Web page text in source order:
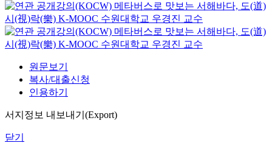
메타버스로 맛보는 서해바다, 도(道)
시(視)락(樂) K-MOOC 수원대학교 우경진 교수
메타버스로 맛보는 서해바다, 도(道)
시(視)락(樂) K-MOOC 수원대학교 우경진 교수
원문보기
복사/대출신청
인용하기
서지정보 내보내기(Export)
닫기